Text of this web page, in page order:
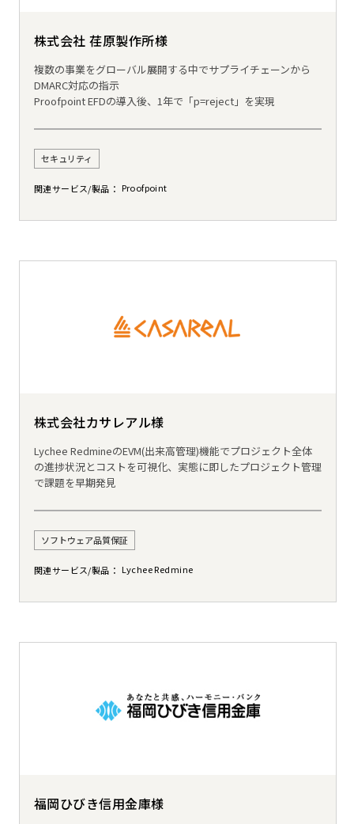
株式会社 荏原製作所様
複数の事業をグローバル展開する中でサプライチェーンから
DMARC対応の指示
Proofpoint EFDの導入後、1年で「p=reject」を実現
セキュリティ
関連サービス/製品 Proofpoint
株式会社カサレアル様
Lychee RedmineのEVM(出来高管理)機能でプロジェクト全体
の進捗状況とコストを可視化、実態に即したプロジェクト管理
で課題を早期発見
ソフトウェア品質保証
関連サービス/製品 Lychee Redmine
福岡ひびき信用金庫様